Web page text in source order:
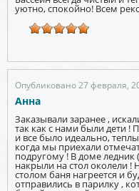
уютно, спокойно! Всем
Опубликовано 27 февраля,
Анна
Заказывали заранее ,
так как с нами были дети !
и все было идеально,
когда мы приехали
подругому ! В доме ледник
накрыли на стол околели
столом баня нагреется и
отправились в парилку ,